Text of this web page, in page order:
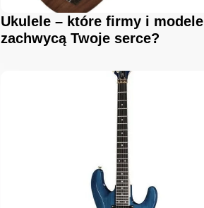
Ukulele – które firmy i modele
zachwycą Twoje serce?